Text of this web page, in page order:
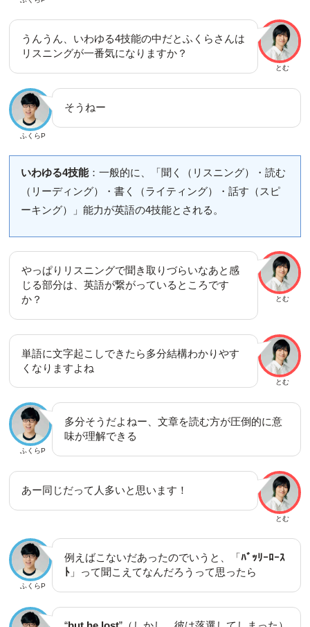
とむ
うんうん、いわゆる4技能の中だとふくらさんは
リスニングが一番気になりますか？
ふくらP
そうねー
いわゆる4技能：一般的に、「聞く（リスニング）・読む
（リーディング）・書く（ライティング）・話す（スピ
ーキング）」能力が英語の4技能とされる。
とむ
やっぱりリスニングで聞き取りづらいなあと感
じる部分は、英語が繋がっているところです
か？
とむ
単語に文字起こしできたら多分結構わかりやす
くなりますよね
ふくらP
多分そうだよねー、文章を読む方が圧倒的に意
味が理解できる
とむ
あー同じだって人多いと思います！
ふくらP
例えばこないだあったのでいうと、「ﾊﾞｯﾘｰﾛｰｽ
ﾄ 」って聞こえてなんだろうって思ったら